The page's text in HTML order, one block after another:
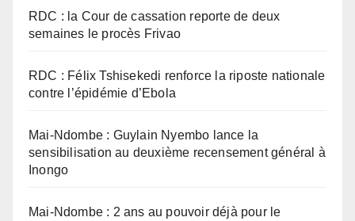
RDC : la Cour de cassation reporte de deux
semaines le procès Frivao
RDC : Félix Tshisekedi renforce la riposte nationale
contre l’épidémie d’Ebola
Mai-Ndombe : Guylain Nyembo lance la
sensibilisation au deuxième recensement général à
Inongo
Mai-Ndombe : 2 ans au pouvoir déjà pour le